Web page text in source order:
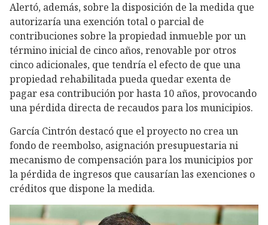
Alertó, además, sobre la disposición de la medida que
autorizaría una exención total o parcial de
contribuciones sobre la propiedad inmueble por un
término inicial de cinco años, renovable por otros
cinco adicionales, que tendría el efecto de que una
propiedad rehabilitada pueda quedar exenta de
pagar esa contribución por hasta 10 años, provocando
una pérdida directa de recaudos para los municipios.
García Cintrón destacó que el proyecto no crea un
fondo de reembolso, asignación presupuestaria ni
mecanismo de compensación para los municipios por
la pérdida de ingresos que causarían las exenciones o
créditos que dispone la medida.